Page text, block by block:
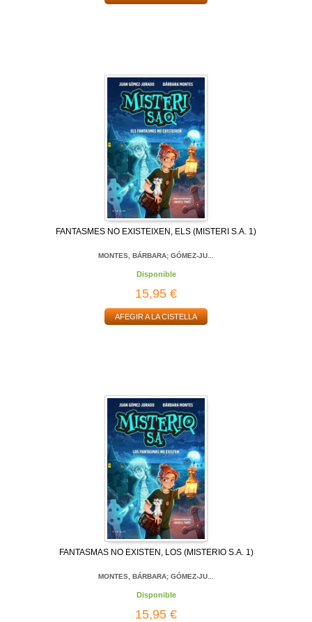
FANTASMES NO EXISTEIXEN, ELS (MISTERI S.A. 1)
MONTES, BÁRBARA; GÓMEZ-JU...
Disponible
15,95 €
AFEGIR A LA CISTELLA
FANTASMAS NO EXISTEN, LOS (MISTERIO S.A. 1)
MONTES, BÁRBARA; GÓMEZ-JU...
Disponible
15,95 €